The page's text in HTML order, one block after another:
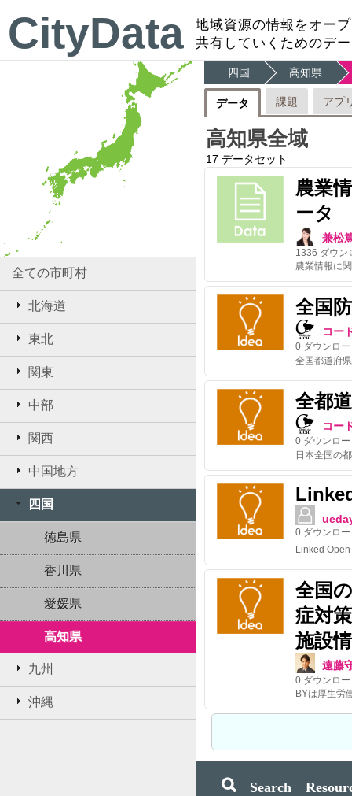
CityData
地域資源の情報をオー
共有していくためのデ
全ての市町村
北海道
東北
関東
中部
関西
中国地方
四国
徳島県
香川県
愛媛県
高知県
九州
沖縄
四国 高知県
データ 課題 アプ
高知県全域
17 データセット
農業
ータ
兼松
1336 ダウン
全国
コー
0 ダウンロ
全都
コー
0 ダウンロ
0 ダウンロ
全国
症対
施設
遠藤
0 ダウンロ
BYは厚生労
Search